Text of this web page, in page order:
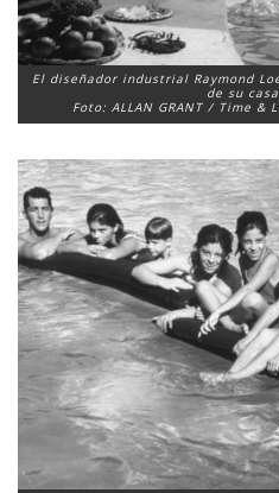
El diseñador industrial Raymond
de su
Foto: ALLAN GRANT / Time